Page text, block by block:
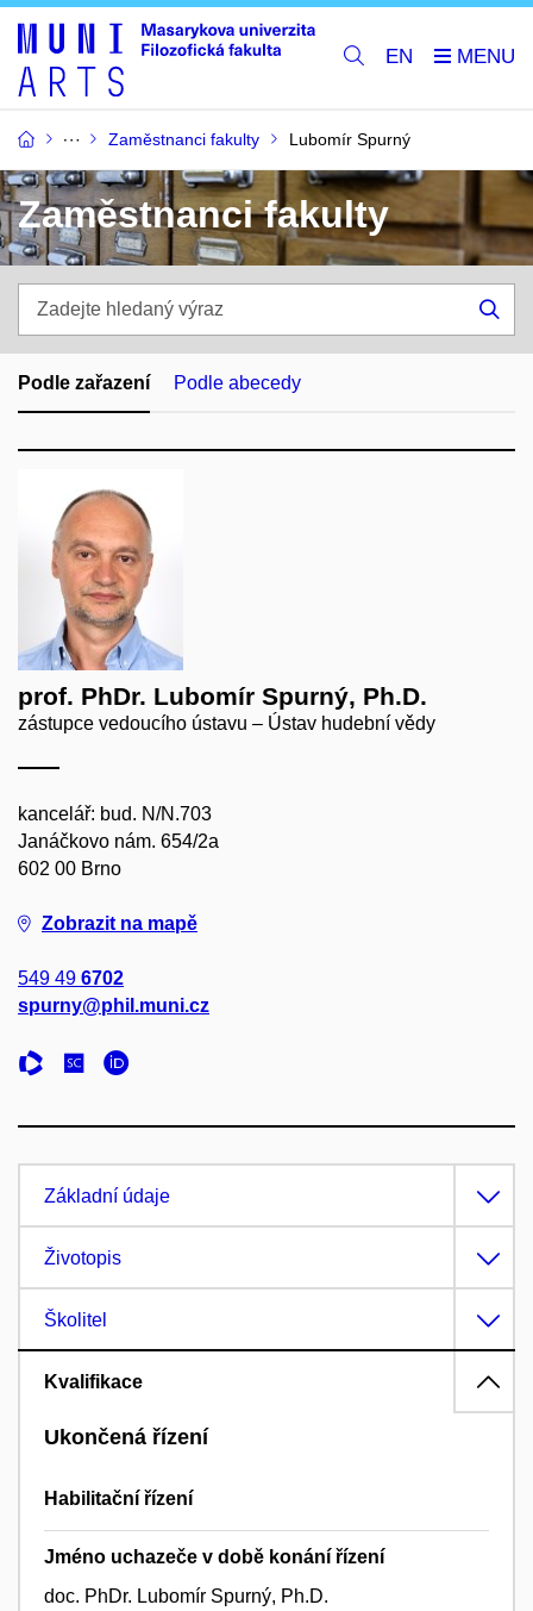
EN
Zaměstnanci fakulty Lubomír Spurný
Zaměstnanci fakulty
hledaný
výraz
Podle zařazení Podle abecedy
prof. PhDr. Lubomír Spurný, Ph.D.
zástupce vedoucího ústavu – Ústav hudební vědy
kancelář: bud. N/N.703
Janáčkovo nám. 654/2a
602 00 Brno
Zobrazit na mapě
549 49 6702
spurny@phil.muni.cz
Základní údaje
Životopis
Školitel
Kvalifikace
Ukončená řízení
Habilitační řízení
Jméno uchazeče v době konání řízení
doc. PhDr. Lubomír Spurný, Ph.D.